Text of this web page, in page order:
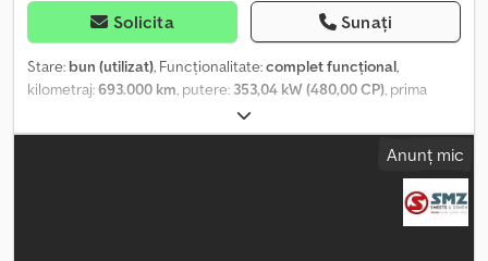
Solicita Sunați
Stare: bun (utilizat), Funcționalitate:complet funcțional,
kilometraj:693.000 km, putere: 353,04 kW (480,00 CP), prima
, tip combustibil:
6x2, următoarea inspecție (TÜV):01/2026, combustibil:motorină,
, tip de angrenaj:
, An de fabricație:
ABS, AdBlue, Bluetooth, aer condiționat, airbag,
aparat de aer condiționat de parcare, computer de bord, pilot
Anunț mic